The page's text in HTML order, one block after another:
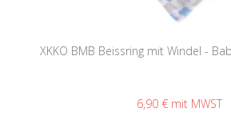
XKKO BMB Beissring mit Windel -
6,90 €